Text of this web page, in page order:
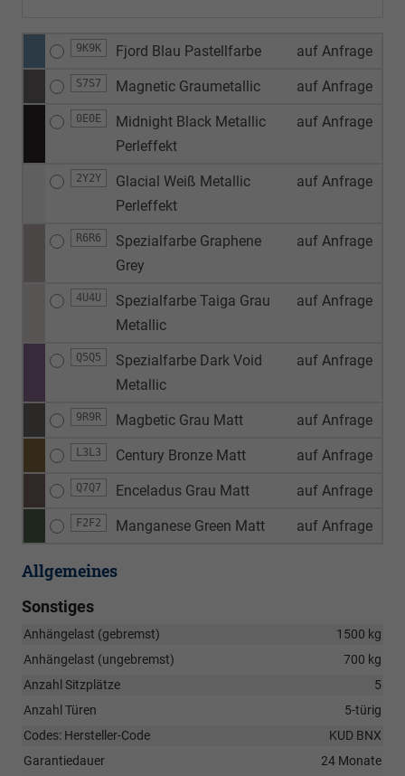
9K9K Fjord Blau Pastellfarbe auf Anfrage
S7S7 Magnetic Graumetallic auf Anfrage
0E0E
Midnight Black Metallic
Perleffekt
auf Anfrage
2Y2Y
Glacial Weiß Metallic
Perleffekt
auf Anfrage
R6R6
Spezialfarbe Graphene
Grey
auf Anfrage
4U4U
Spezialfarbe Taiga Grau
Metallic
auf Anfrage
Q5Q5
Spezialfarbe Dark Void
Metallic
auf Anfrage
9R9R Magbetic Grau Matt auf Anfrage
L3L3 Century Bronze Matt auf Anfrage
Q7Q7 Enceladus Grau Matt auf Anfrage
F2F2 Manganese Green Matt auf Anfrage
Allgemeines
Sonstiges
Anhängelast (gebremst)
1500 kg
Anhängelast (ungebremst)
700 kg
Anzahl Sitzplätze
5
Anzahl Türen
5-türig
Codes: Hersteller-Code
KUD BNX
Garantiedauer
24 Monate